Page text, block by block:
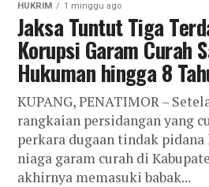
HUKRIM 1 minggu ago
Jaksa Tuntut Tiga
Korupsi Garam Curah
Hukuman hingga 8
KUPANG, PENATIMOR –
rangkaian persidangan yang
perkara dugaan tindak
niaga garam curah di
akhirnya memasuki babak...